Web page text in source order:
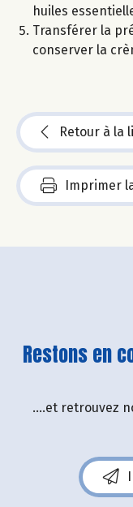
huiles
Transférer la
conserver la
Retour à la
Imprimer
Restons en
....et retrouvez